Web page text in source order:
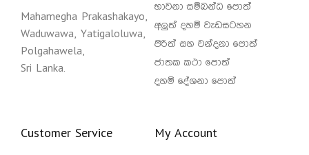
Mahamegha Prakashakayo,
Waduwawa, Yatigaloluwa,
Polgahawela,
Sri Lanka.
භාවනා සම්බන්ධ පොත්
අලුත් දහම් වැඩසටහන
පිරිත් සහ වන්දනා පොත්
ජාතක කථා පොත්
දහම් දේශනා පොත්
Customer Service My Account